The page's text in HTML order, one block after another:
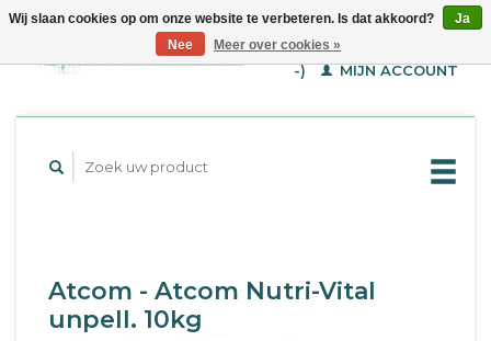
WINKELWAGEN (€--,-
-)
MIJN ACCOUNT
Atcom - Atcom Nutri-Vital
unpell. 10kg
Wij slaan cookies op om onze website te verbeteren. Is dat akkoord?
Ja
Nee
Meer over cookies »